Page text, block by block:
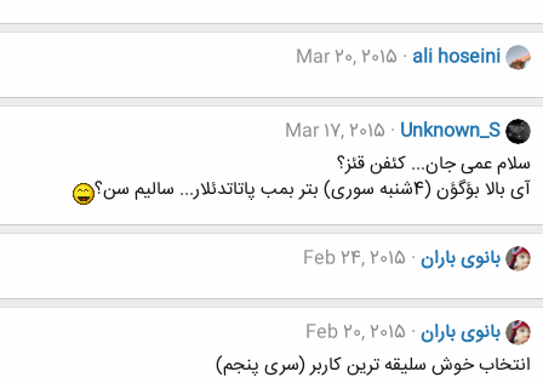
ali hoseini
Mar 20, 2015
Unknown_S
Mar 17, 2015
سلام عمی جان... کئفن قئز؟
آی بالا بؤگؤن (4شنبه سوری) بتر بمب پاتاتدئلار... سالیم سن؟
بانوی باران Feb 24, 2015
بانوی باران Feb 20, 2015
انتخاب خوش سلیقه ترین کاربر (سری پنجم)